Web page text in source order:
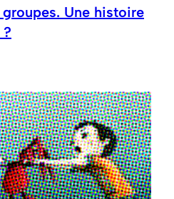
Une histoire